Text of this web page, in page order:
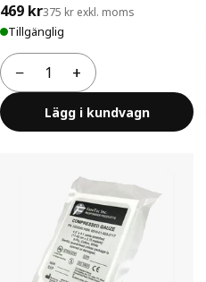
469 kr375 kr exkl. moms
Tillgänglig
−
Antal +
Lägg i kundvagn